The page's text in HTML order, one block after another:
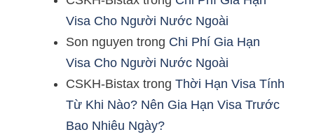
Visa Cho Người Nước Ngoài
Son nguyen trong Chi Phí Gia Hạn
Visa Cho Người Nước Ngoài
CSKH-Bistax trong Thời Hạn Visa Tính
Từ Khi Nào? Nên Gia Hạn Visa Trước
Bao Nhiêu Ngày?